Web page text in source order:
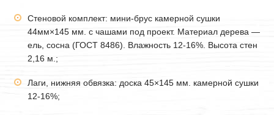
Стеновой комплект: мини-брус камерной сушки
44мм×145 мм. с чашами под проект. Материал дерева —
ель, сосна (ГОСТ 8486). Влажность 12-16%. Высота стен
2,16 м.;
Лаги, нижняя обвязка: доска 45×145 мм. камерной сушки
12-16%;